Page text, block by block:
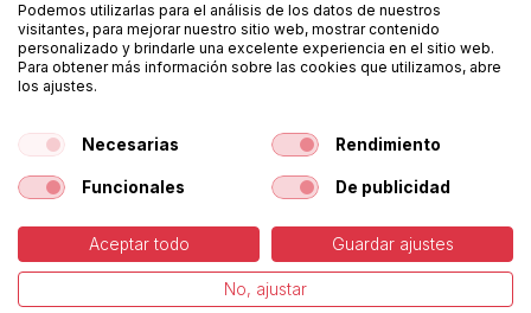
ortola@ortola-sa.es
Av. d'Albaida, s/n
46840 La Pobla del Duc (Valencia)
¡Síguenos!
Copyright © Ortolá, S.A. -Política de Cookies -Aviso
Legal
Español
Podemos utilizarlas para el análisis de los datos de nuestros
visitantes, para mejorar nuestro sitio web, mostrar contenido
personalizado y brindarle una excelente experiencia en el sitio web.
Para obtener más información sobre las cookies que utilizamos, abre
los ajustes.
Necesarias Rendimiento
Funcionales De publicidad
Aceptar todo Guardar ajustes
No, ajustar